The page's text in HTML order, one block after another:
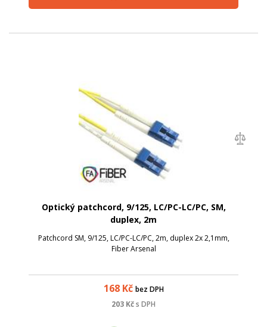
Optický patchcord, 9/125, LC/PC-LC/PC, SM,
duplex, 2m
Patchcord SM, 9/125, LC/PC-LC/PC, 2m, duplex 2x 2,1mm,
Fiber Arsenal
168Kč bez DPH
203 Kčs DPH